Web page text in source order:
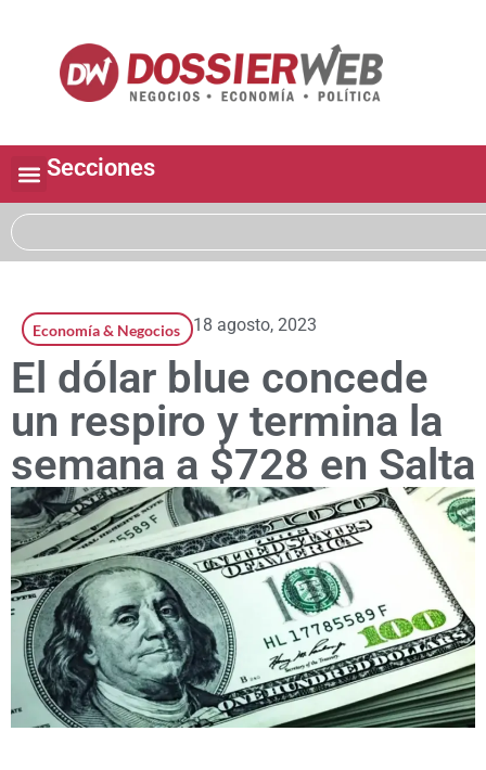
Secciones
Economía & Negocios 18 agosto, 2023
El dólar blue concede
un respiro y termina la
semana a $728 en Salta